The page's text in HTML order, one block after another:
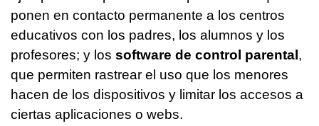
ponen en contacto permanente a los centros
educativos con los padres, los alumnos y los
profesores; y los software de control parental ,
que permiten rastrear el uso que los menores
hacen de los dispositivos y limitar los accesos a
ciertas aplicaciones o webs.